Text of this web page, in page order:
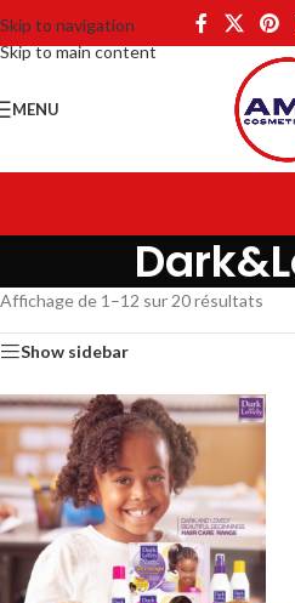
Skip to navigation
Skip to main content
MENU
Affichage de 1–12 sur 20 résultats
Show sidebar